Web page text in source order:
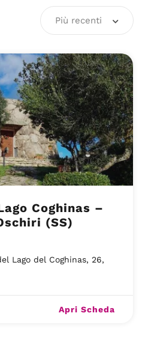
Più recenti
Coghinas –
(SS)
Lago del Coghinas, 26,
Apri Scheda